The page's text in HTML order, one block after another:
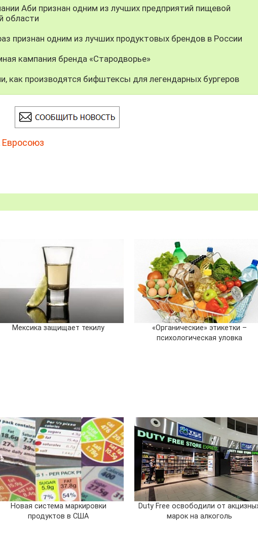
Аби признан одним из лучших предприятий пищевой
области
признан одним из лучших продуктовых брендов в России
кампания бренда «Стародворье»
как производятся бифштексы для легендарных бургеров
Евросоюз
Мексика защищает текилу
«Органические» этикетки –
психологическая уловка
Новая система маркировки
продуктов в США
Duty Free освободили от
марок на алкоголь